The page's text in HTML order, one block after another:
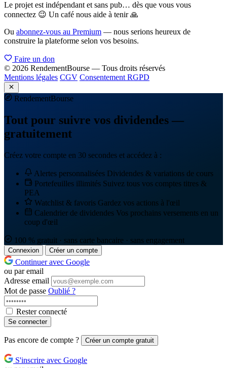
Le projet est indépendant et sans pub… dès que vous vous
connectez 😉 Un café nous aide à tenir 🙏
Ou abonnez-vous au Premium — nous serions heureux de
construire la plateforme selon vos besoins.
Faire un don
© 2026 RendementBourse — Tous droits réservés
Mentions légales CGV Consentement RGPD
RendementBourse
Tout pour suivre vos dividendes —
gratuitement
Créez votre compte en 30 secondes et accédez à :
Alertes personnalisées Dividendes & variations de cours
Portefeuilles illimités Suivez tous vos comptes titres &
PEA
Watchlist & favoris Gardez vos actions à l'œil
Calendrier de dividendes Vos prochains versements en un
coup d'œil
100 % gratuit · sans carte bancaire · sans engagement
Connexion Créer un compte
Continuer avec Google
ou par email
Adresse email
Mot de passe Oublié ?
Rester connecté
Se connecter
Pas encore de compte ? Créer un compte gratuit
S'inscrire avec Google